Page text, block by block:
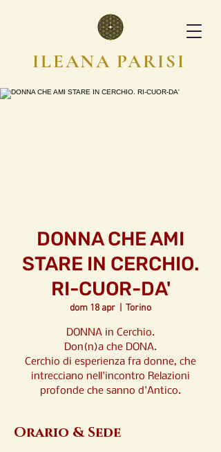
ILEANA PARISI
DONNA CHE AMI
STARE IN CERCHIO.
RI-CUOR-DA'
dom 18 apr Torino
DONNA in Cerchio.
Don(n)a che DONA.
Cerchio di esperienza fra donne, che
intrecciano nell'incontro Relazioni
profonde che sanno d'Antico.
Orario & Sede